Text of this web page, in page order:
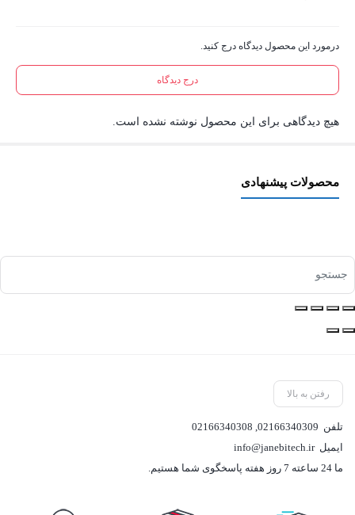
درمورد این محصول دیدگاه درج کنید.
درج دیدگاه
هیچ دیدگاهی برای این محصول نوشته نشده است.
محصولات پیشنهادی
رفتن به بالا
تلفن 02166340309
,
02166340308
ایمیلinfo@janebitech.ir
ما 24 ساعته 7 روز هفته پاسخگوی شما هستیم.